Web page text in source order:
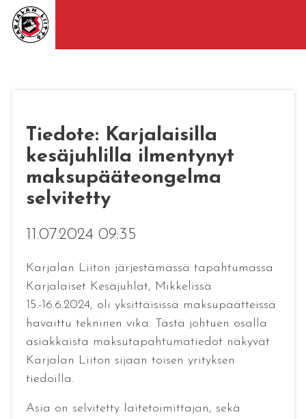
Tiedote: Karjalaisilla
kesäjuhlilla ilmentynyt
maksupääteongelma
selvitetty
11.07.2024 09:35
Karjalan Liiton järjestämässä tapahtumassa
Karjalaiset Kesäjuhlat, Mikkelissä
15.-16.6.2024, oli yksittäisissä maksupäätteissä
havaittu tekninen vika. Tästä johtuen osalla
asiakkaista maksutapahtumatiedot näkyvät
Karjalan Liiton sijaan toisen yrityksen
tiedoilla.
Asia on selvitetty laitetoimittajan, sekä